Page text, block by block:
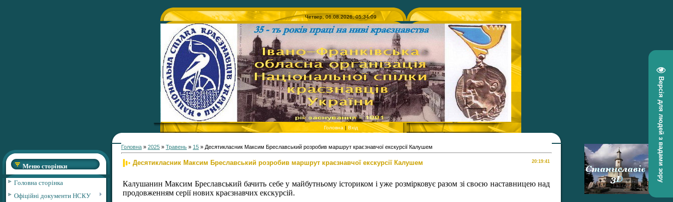
Версія для людей з вадами зору
Четвер, 06.08.2026, 05:34:09
Головна | Вхід
Меню сторінки
Головна сторінка
Офіційні документи НСКУ
Головна » 2025 » Травень » 15 » Десятикласник Максим Бреславський розробив маршрут краєзнавчої екскурсії Калушем
Десятикласник Максим Бреславський розробив маршрут краєзнавчої екскурсії Калушем
Калушанин Максим Бреславський бачить себе у майбутньому істориком і уже розмірковує разом зі своєю наставницею над
продовженням серії нових краєзнавчих екскурсій.